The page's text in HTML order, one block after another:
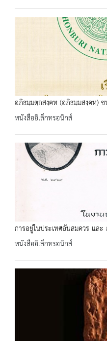
อภิธมฺมตฺถสงฺคห (อภิธมฺมสงฺคห)
หนังสืออิเล็กทรอนิกส์
การอยู่ในประเทศอันสมควร แล
หนังสืออิเล็กทรอนิกส์